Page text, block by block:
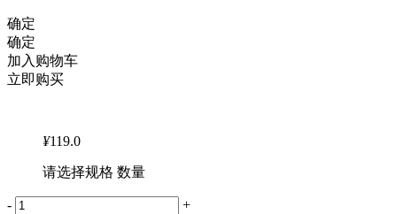
确定
确定
加入购物车
立即购买
¥119.0
请选择规格 数量
-
+